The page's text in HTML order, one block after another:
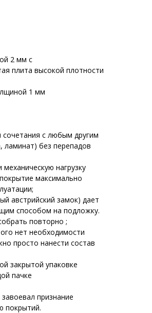
2 мм с
плита высокой плотности
1 мм
с любым другим
ламинат) без перепадов
нагрузку
максимально
австрийский замок) дает
способом на подложку.
повторно ;
нет необходимости
просто нанести состав
закрытой упаковке
пачке
признание
покрытий.